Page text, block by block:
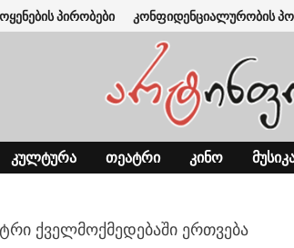
პირობები კონფიდენციალურობის
ᲙᲣᲚᲢᲣᲠᲐ ᲗᲔᲐᲢᲠᲘ ᲙᲘᲜᲝ
ქველმოქმედებაში ერთვება